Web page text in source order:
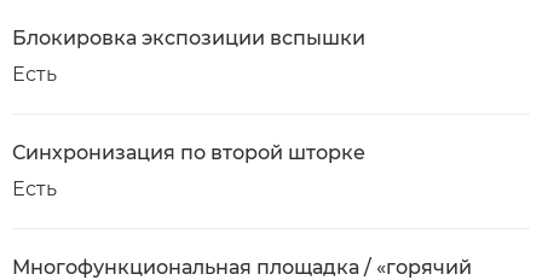
Блокировка экспозиции вспышки
Есть
Синхронизация по второй шторке
Есть
Многофункциональная площадка / «горячий